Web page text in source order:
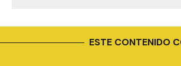
ESTE CONTENIDO